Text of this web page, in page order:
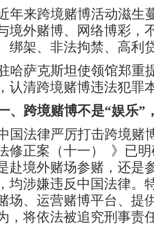
年来跨境赌博活动滋生
境外赌博、网络博彩，
绑架、非法拘禁、高利
哈萨克斯坦使领馆郑重
认清跨境赌博违法犯罪
、跨境赌博不是“娱乐”
国法律严厉打击跨境赌
修正案（十一） 》已
赴境外赌场参赌，还是
均涉嫌违反中国法律。
场、运营赌博平台、提
，将依法被追究刑事责